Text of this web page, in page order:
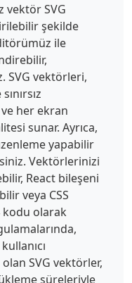
vektör SVG
şekilde
ile
SVG vektörleri,
her ekran
sunar. Ayrıca,
yapabilir
Vektörlerinizi
React bileşeni
veya CSS
kodu olarak
SVG vektörler,
süreleriyle